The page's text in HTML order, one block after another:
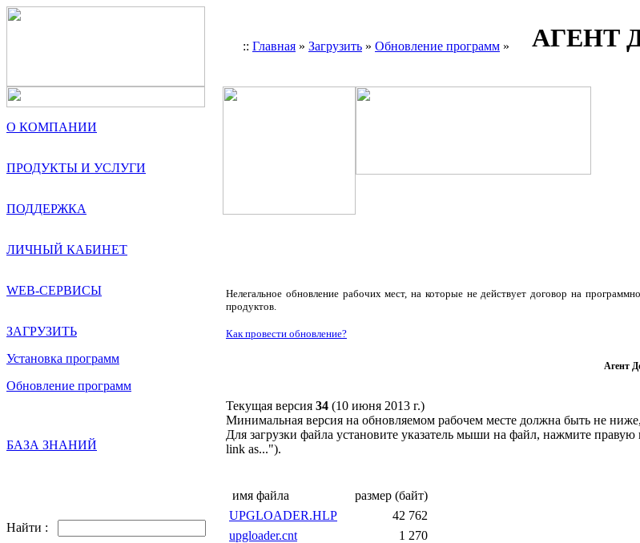
:: Главная » Загрузить » Обновление программ » АГЕНТ
О КОМПАНИИ
ПРОДУКТЫ И УСЛУГИ
ПОДДЕРЖКА
ЛИЧНЫЙ КАБИНЕТ
WEB-СЕРВИСЫ
ЗАГРУЗИТЬ
Установка программ
Обновление программ
БАЗА ЗНАНИЙ
Найти :
Нелегальное обновление рабочих мест, на которые не действует договор на
продуктов.
Как провести обновление?
Агент
Текущая версия 34 (10 июня 2013 г.)
Минимальная версия на обновляемом рабочем месте должна быть не
Для загрузки файла установите указатель мыши на файл, нажмите
link as...").
имя файла
размер (байт)
UPGLOADER.HLP
42 762
upgloader.cnt
1 270